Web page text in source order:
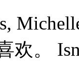
欢。